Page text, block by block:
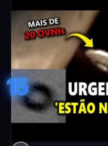
15